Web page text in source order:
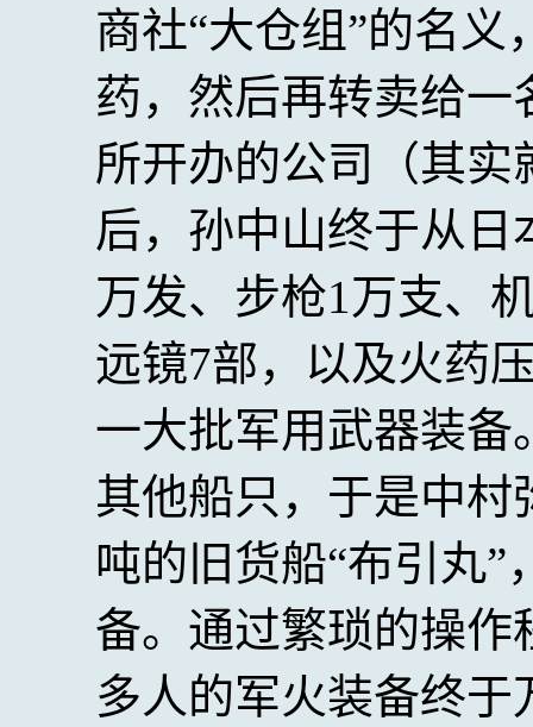
商社“大仓组”的名
药，然后再转卖给
所开办的公司（其
后，孙中山终于从日
万发、步枪1万支、
远镜7部，以及火药
一大批军用武器装
其他船只，于是中村
吨的旧货船“布引丸
备。通过繁琐的操作
多人的军火装备终